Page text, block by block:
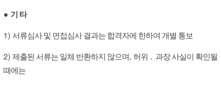
● 기 타
1) 서류심사 및 면접심사 결과는 합격자에 한하여 개별 통보
2) 제출된 서류는 일체 반환하지 않으며, 허위 ․ 과장 사실이 확인될
때에는